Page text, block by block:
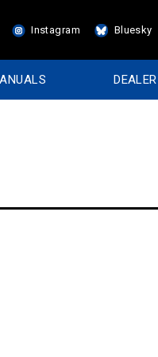
Instagram Bluesky